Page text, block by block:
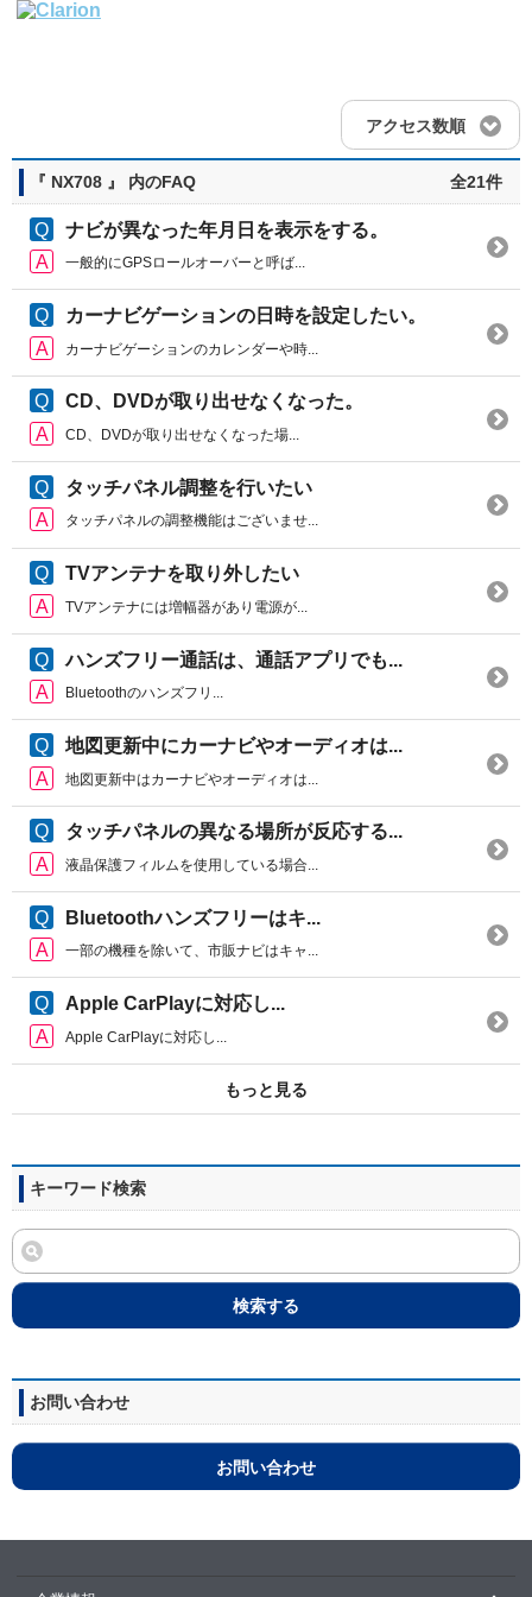
アクセス数順
『 NX708 』 内のFAQ 全21件
ナビが異なった年月日を表示をする。
一般的にGPSロールオーバーと呼ば...
カーナビゲーションの日時を設定したい。
カーナビゲーションのカレンダーや時...
CD、DVDが取り出せなくなった。
CD、DVDが取り出せなくなった場...
タッチパネル調整を行いたい
タッチパネルの調整機能はございませ...
TVアンテナを取り外したい
TVアンテナには増幅器があり電源が...
ハンズフリー通話は、通話アプリでも...
Bluetoothのハンズフリ...
地図更新中にカーナビやオーディオは...
地図更新中はカーナビやオーディオは...
タッチパネルの異なる場所が反応する...
液晶保護フィルムを使用している場合...
Bluetoothハンズフリーはキ...
一部の機種を除いて、市販ナビはキャ...
Apple CarPlayに対応し...
Apple CarPlayに対応し...
もっと見る
キーワード検索
検索する
お問い合わせ
お問い合わせ